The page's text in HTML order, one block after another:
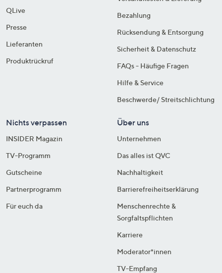
QLive
Presse
Lieferanten
Produktrückruf
Bezahlung
Rücksendung & Entsorgung
Sicherheit & Datenschutz
FAQs - Häufige Fragen
Hilfe & Service
Beschwerde/ Streitschlichtung
Nichts verpassen
INSIDER Magazin
TV-Programm
Gutscheine
Partnerprogramm
Für euch da
Über uns
Unternehmen
Das alles ist QVC
Nachhaltigkeit
Barrierefreiheitserklärung
Menschenrechte &
Sorgfaltspflichten
Karriere
Moderator*innen
TV-Empfang